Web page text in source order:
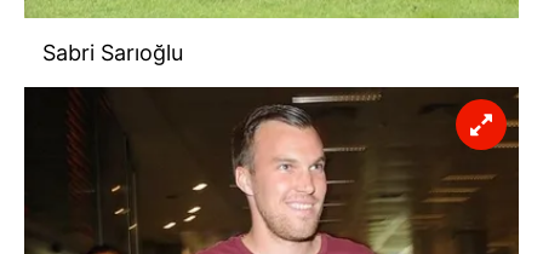
Sabri Sarıoğlu